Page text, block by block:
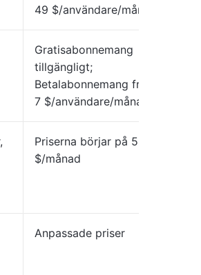
49 $/användare/månad
Gratisabonnemang
tillgängligt;
Betalabonnemang från
7 $/användare/månad
Priserna börjar på 50
$/månad
Anpassade priser